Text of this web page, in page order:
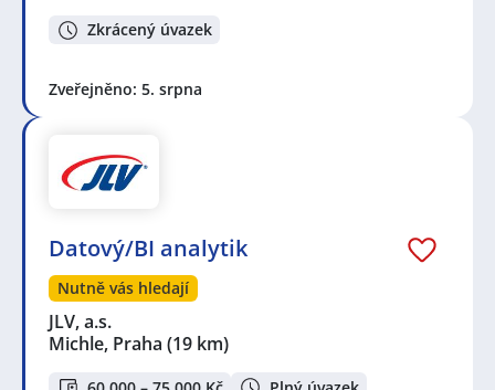
Zkrácený úvazek
Zveřejněno: 5. srpna
Datový/BI analytik
Nutně vás hledají
JLV, a.s.
Michle, Praha (19 km)